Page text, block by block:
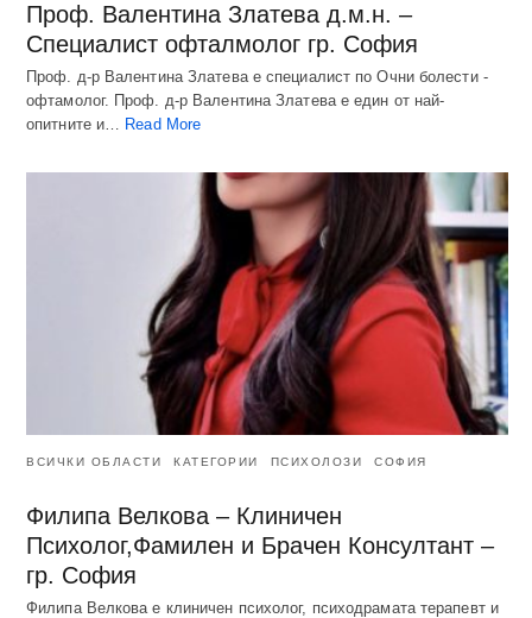
Проф. Валентина Златева д.м.н. –
Специалист офталмолог гр. София
Проф. д-р Валентина Златева е специалист по Очни болести -
офтамолог. Проф. д-р Валентина Златева е един от най-
опитните и… Read More
ВСИЧКИ ОБЛАСТИ КАТЕГОРИИ ПСИХОЛОЗИ СОФИЯ
Филипа Велкова – Клиничен
Психолог,Фамилен и Брачен Консултант –
гр. София
Филипа Велкова е клиничен психолог, психодрамата терапевт и